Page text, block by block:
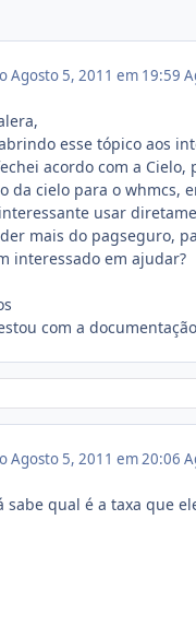
Agosto 5, 2011 em 19:59
esse tópico aos
acordo com a
da cielo para o whmcs,
usar
mais do pagseguro,
interessado em ajudar?
estou com a
Agosto 5, 2011 em 20:06
sabe qual é a taxa que